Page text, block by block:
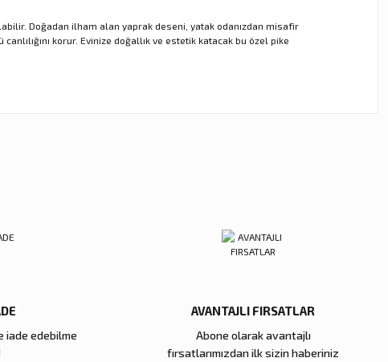
Doğadan ilham alan yaprak deseni, yatak odanızdan misafir
korur. Evinize doğallık ve estetik katacak bu özel pike
iade edebilme
AVANTAJLI FIRSATLAR
Abone olarak avantajlı
fırsatlarımızdan ilk sizin haberiniz